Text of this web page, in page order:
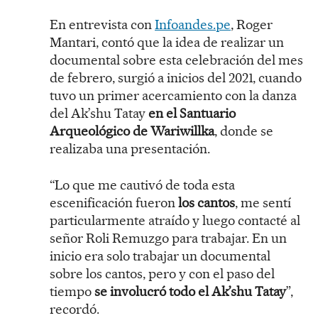
En entrevista conInfoandes.pe, Roger
Mantari, contó que la idea de realizar un
documental sobre esta celebración del mes
de febrero, surgió a inicios del 2021, cuando
tuvo un primer acercamiento con la danza
del Ak’shu Tatayen el Santuario
Arqueológico de Wariwillka, donde se
realizaba una presentación.
“Lo que me cautivó de toda esta
escenificación fueronlos cantos, me sentí
particularmente atraído y luego contacté al
señor Roli Remuzgo para trabajar. En un
inicio era solo trabajar un documental
sobre los cantos, pero y con el paso del
tiempose involucró todo el Ak’shu Tatay”,
recordó.